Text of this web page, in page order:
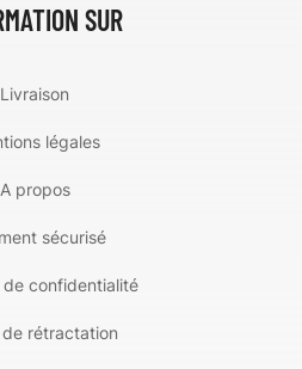
SUR
Livraison
légales
A propos
sécurisé
de confidentialité
de rétractation